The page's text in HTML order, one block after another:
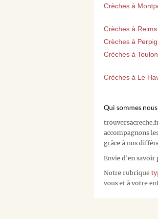
Crèches à
Crèches à Reims
Crèches à
Crèches à Toulon
Crèches à Le
Qui sommes nous
accompagnons
grâce à nos
Envie d'en savoir
Notre rubrique
vous et à votre